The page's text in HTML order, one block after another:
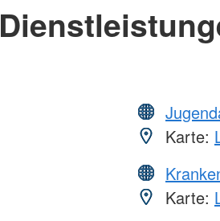
Karte:
Karte: